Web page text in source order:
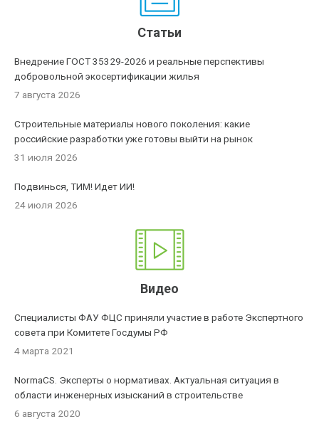
Статьи
Внедрение ГОСТ 35329-2026 и реальные перспективы
добровольной экосертификации жилья
7 августа 2026
Строительные материалы нового поколения: какие
российские разработки уже готовы выйти на рынок
31 июля 2026
Подвинься, ТИМ! Идет ИИ!
24 июля 2026
Видео
Специалисты ФАУ ФЦС приняли участие в работе Экспертного
совета при Комитете Госдумы РФ
4 марта 2021
NormaCS. Эксперты о нормативах. Актуальная ситуация в
области инженерных изысканий в строительстве
6 августа 2020